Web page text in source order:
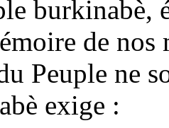
burkinabè,
de nos
Peuple ne
exige :